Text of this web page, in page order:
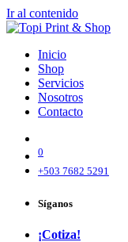
Ir al contenido
Inicio
Shop
Servicios
Nosotros
Contacto
0
+503 7682 5291
Síganos
¡Cotiza!